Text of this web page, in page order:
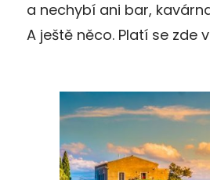
a nechybí ani bar,
A ještě něco. Platí se zde